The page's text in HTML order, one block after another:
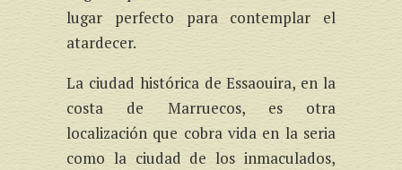
lugar perfecto para contemplar el
atardecer.
La ciudad histórica de Essaouira, en la
costa de Marruecos, es otra
localización que cobra vida en la seria
como la ciudad de los inmaculados,